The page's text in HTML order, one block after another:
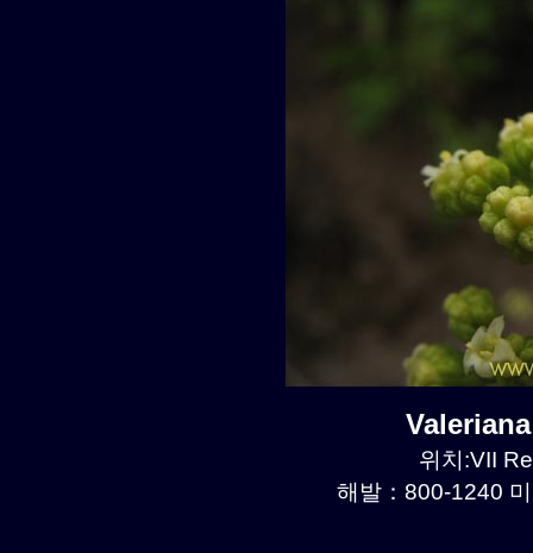
위치:VII
해발：800-1240